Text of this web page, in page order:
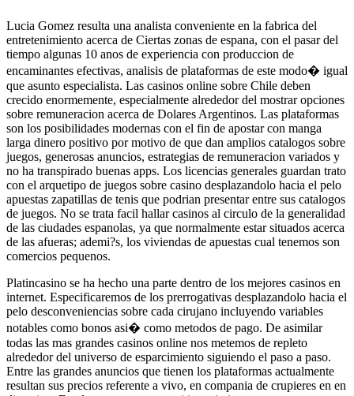
Lucia Gomez resulta una analista conveniente en la fabrica del
entretenimiento acerca de Ciertas zonas de espana, con el pasar del
tiempo algunas 10 anos de experiencia con produccion de
encaminantes efectivas, analisis de plataformas de este modo� igual
que asunto especialista. Las casinos online sobre Chile deben
crecido enormemente, especialmente alrededor del mostrar opciones
sobre remuneracion acerca de Dolares Argentinos. Las plataformas
son los posibilidades modernas con el fin de apostar con manga
larga dinero positivo por motivo de que dan amplios catalogos sobre
juegos, generosas anuncios, estrategias de remuneracion variados y
no ha transpirado buenas apps. Los licencias generales guardan trato
con el arquetipo de juegos sobre casino desplazandolo hacia el pelo
apuestas zapatillas de tenis que podrian presentar entre sus catalogos
de juegos. No se trata facil hallar casinos al circulo de la generalidad
de las ciudades espanolas, ya que normalmente estar situados acerca
de las afueras; ademi?s, los viviendas de apuestas cual tenemos son
comercios pequenos.
Platincasino se ha hecho una parte dentro de los mejores casinos en
internet. Especificaremos de los prerrogativas desplazandolo hacia el
pelo desconveniencias sobre cada cirujano incluyendo variables
notables como bonos asi� como metodos de pago. De asimilar
todas las mas grandes casinos online nos metemos de repleto
alrededor del universo de esparcimiento siguiendo el paso a paso.
Entre las grandes anuncios que tienen los plataformas actualmente
resultan sus precios referente a vivo, en compania de crupieres en en